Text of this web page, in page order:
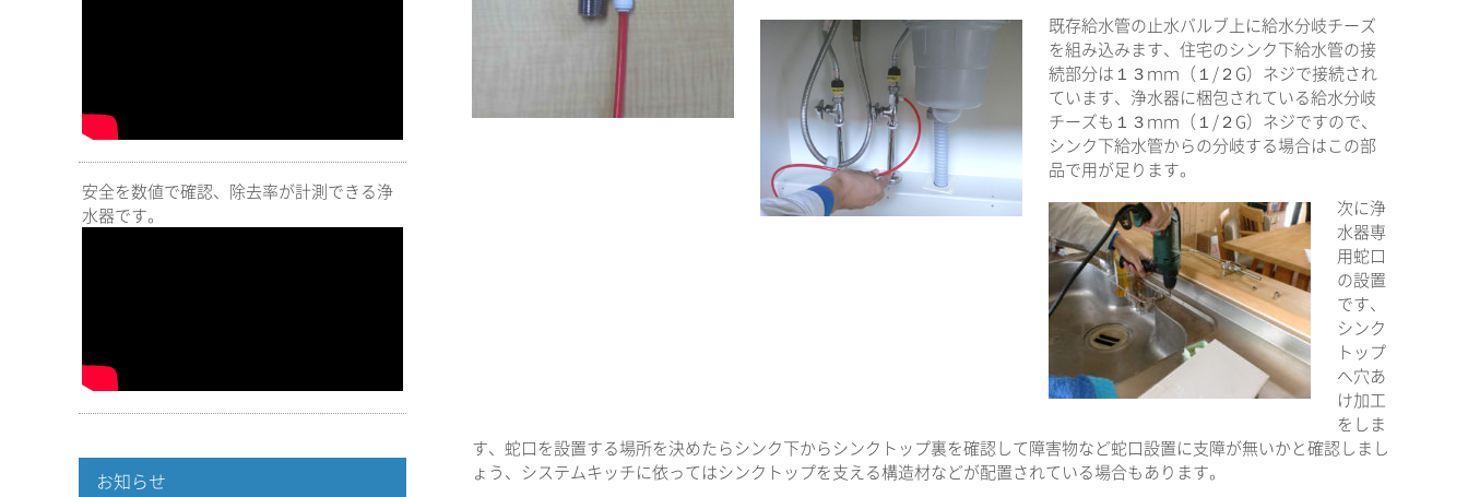
既存給水管の止水バルブ上に給水分岐チーズ
を組み込みます、住宅のシンク下給水管の接
続部分は１３ｍｍ（１/２G）ネジで接続され
ています、浄水器に梱包されている給水分岐
チーズも１３ｍｍ（１/２G）ネジですので、
シンク下給水管からの分岐する場合はこの部
品で用が足ります。
次に浄
水器専
用蛇口
の設置
です、
シンク
トップ
へ穴あ
け加工
をしま
す、蛇口を設置する場所を決めたらシンク下からシンクトップ裏を確認して障害物など蛇口設置に支障が無いかと確認しまし
ょう、システムキッチに依ってはシンクトップを支える構造材などが配置されている場合もあります。
安全を数値で確認、除去率が計測できる浄
水器です。
お知らせ